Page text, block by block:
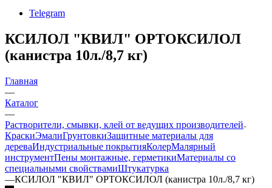
Telegram
КСИЛОЛ "КВИЛ" ОРТОКСИЛОЛ
(канистра 10л./8,7 кг)
Главная
—
Каталог
—
Растворители, смывки, клей от ведущих производителей
КраскиЭмалиГрунтовкиЗащитные материалы для
дереваИндустриальные покрытияКолерМалярный
инструментПены монтажные, герметикиМатериалы со
специальными свойствамиШтукатурка
—КСИЛОЛ "КВИЛ" ОРТОКСИЛОЛ (канистра 10л./8,7 кг)